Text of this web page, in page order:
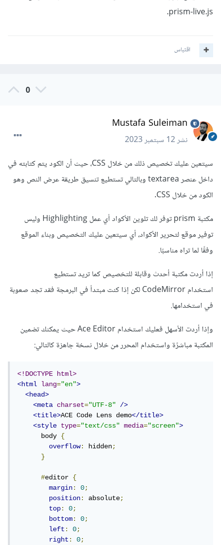
prism-live.js.
اقتباس
0
Mustafa Suleiman
نشر12 سبتمبر 2023
سيتعين عليك تخصيص ذلك من خلال CSS، حيث أن الكود يتم كتابته في
داخل عنصر textarea وبالتالي تستطيع تنسيق طريقة عرض النص وهو
الكود من خلال CSS.
مكتبة prism توفر لك تلوين الأكواد أي عمل Highlighting وليس
توفير موقع لتحرير الأكواد، أي سيتعين عليك التخصيص وبناء الموقع
وفقًا لما تراه مناسبًا.
إذا أردت مكتبة أحدث وقابلة للتخصيص كما تريد تستطيع
استخدام CodeMirror لكن إذا كنت مبتدأ في البرمجة فقد تجد صعوبة
في استخدامها.
وإذا أردت الأسهل فعليك استخدام Ace Editor حيث يمكنك تضمين
المكتبة مباشرًة واستخدام المحرر من خلال نسخة جاهزة كالتالي:
<!DOCTYPE html>
<html
lang="en">
<head>
<meta
charset="UTF-8"
/>
<title>ACE Code Lens demo</title>
<style
type="text/css" media="screen">
      body
{
overflow: hidden;
}
#editor {
margin: 0;
position: absolute;
top: 0;
bottom: 0;
left: 0;
right: 0;